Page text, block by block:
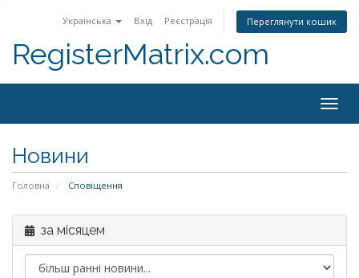
Українська Вхід Реєстрація Переглянути кошик
RegisterMatrix.com
Новини
Головна Сповіщення
за місяцем